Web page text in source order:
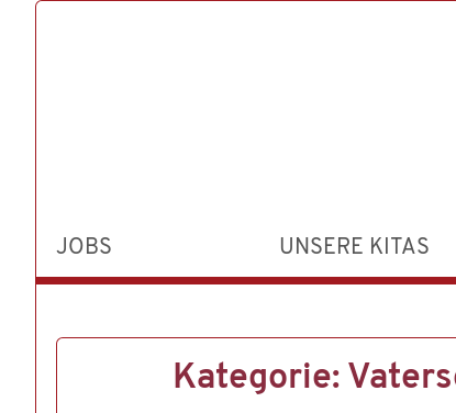
JOBS UNSERE KITAS
Kategorie: